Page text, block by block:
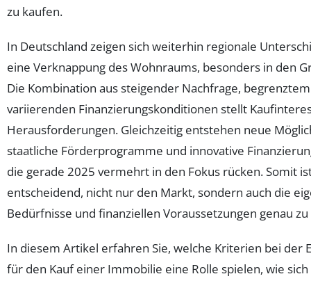
zu kaufen.
In Deutschland zeigen sich weiterhin regionale
eine Verknappung des Wohnraums, besonders in den
Die Kombination aus steigender Nachfrage,
variierenden Finanzierungskonditionen stellt
Herausforderungen. Gleichzeitig entstehen neue
staatliche Förderprogramme und innovative
die gerade 2025 vermehrt in den Fokus rücken. Somit
entscheidend, nicht nur den Markt, sondern auch die
Bedürfnisse und finanziellen Voraussetzungen genau
In diesem Artikel erfahren Sie, welche Kriterien bei der
für den Kauf einer Immobilie eine Rolle spielen, wie